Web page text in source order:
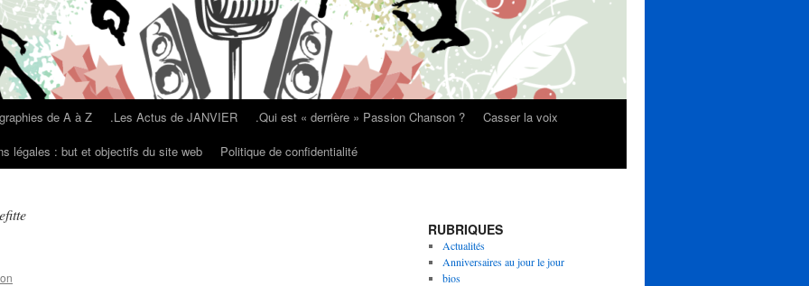
de A à Z .Les Actus de JANVIER .Qui est « derrière » Passion Chanson ?
Casser la voix
légales : but et objectifs du site web Politique de confidentialité
RUBRIQUES
Actualités
Anniversaires au jour le jour
bios